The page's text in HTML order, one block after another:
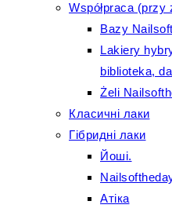
Współpraca (przy
Bazy
Lakiery
biblioteka,
Żeli
Класичні лаки
Гібридні лаки
Йоші.
Атіка